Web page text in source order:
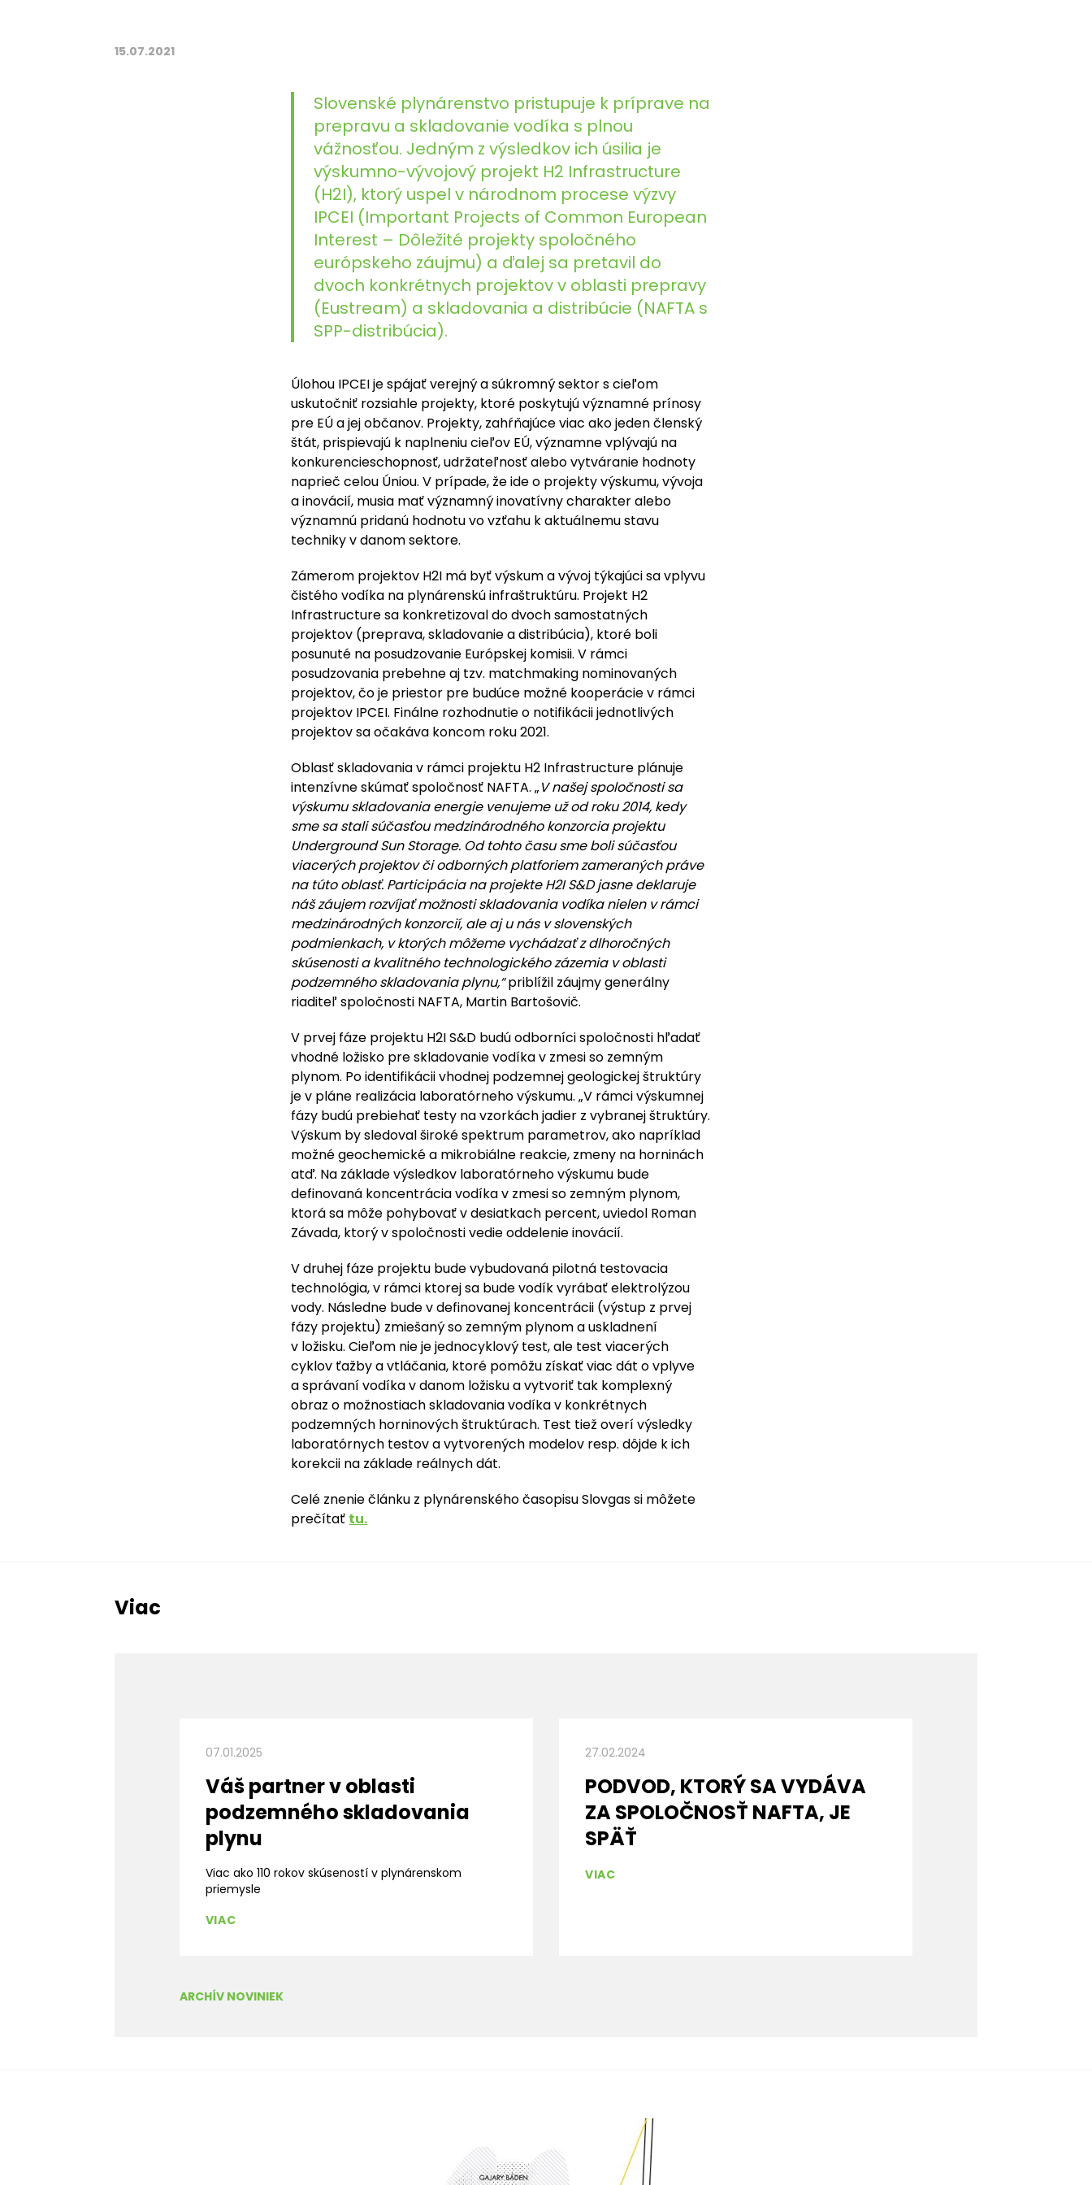
15.07.2021
Slovenské plynárenstvo pristupuje k príprave na
prepravu a skladovanie vodíka s plnou
vážnosťou. Jedným z výsledkov ich úsilia je
výskumno-vývojový projekt H2 Infrastructure
(H2I), ktorý uspel v národnom procese výzvy
IPCEI (Important Projects of Common European
Interest – Dôležité projekty spoločného
európskeho záujmu) a ďalej sa pretavil do
dvoch konkrétnych projektov v oblasti prepravy
(Eustream) a skladovania a distribúcie (NAFTA s
SPP-distribúcia).
Úlohou IPCEI je spájať verejný a súkromný sektor s cieľom
uskutočniť rozsiahle projekty, ktoré poskytujú významné prínosy
pre EÚ a jej občanov. Projekty, zahŕňajúce viac ako jeden členský
štát, prispievajú k naplneniu cieľov EÚ, významne vplývajú na
konkurencieschopnosť, udržateľnosť alebo vytváranie hodnoty
naprieč celou Úniou. V prípade, že ide o projekty výskumu, vývoja
a inovácií, musia mať významný inovatívny charakter alebo
významnú pridanú hodnotu vo vzťahu k aktuálnemu stavu
techniky v danom sektore.
Zámerom projektov H2I má byť výskum a vývoj týkajúci sa vplyvu
čistého vodíka na plynárenskú infraštruktúru. Projekt H2
Infrastructure sa konkretizoval do dvoch samostatných
projektov (preprava, skladovanie a distribúcia), ktoré boli
posunuté na posudzovanie Európskej komisii. V rámci
posudzovania prebehne aj tzv. matchmaking nominovaných
projektov, čo je priestor pre budúce možné kooperácie v rámci
projektov IPCEI. Finálne rozhodnutie o notifikácii jednotlivých
projektov sa očakáva koncom roku 2021.
Oblasť skladovania v rámci projektu H2 Infrastructure plánuje
intenzívne skúmať spoločnosť NAFTA. „V našej spoločnosti sa
výskumu skladovania energie venujeme už od roku 2014, kedy
sme sa stali súčasťou medzinárodného konzorcia projektu
Underground Sun Storage. Od tohto času sme boli súčasťou
viacerých projektov či odborných platforiem zameraných práve
na túto oblasť. Participácia na projekte H2I S&D jasne deklaruje
náš záujem rozvíjať možnosti skladovania vodíka nielen v rámci
medzinárodných konzorcií, ale aj u nás v slovenských
podmienkach, v ktorých môžeme vychádzať z dlhoročných
skúsenosti a kvalitného technologického zázemia v oblasti
podzemného skladovania plynu,“priblížil záujmy generálny
riaditeľ spoločnosti NAFTA, Martin Bartošovič.
V prvej fáze projektu H2I S&D budú odborníci spoločnosti hľadať
vhodné ložisko pre skladovanie vodíka v zmesi so zemným
plynom. Po identifikácii vhodnej podzemnej geologickej štruktúry
je v pláne realizácia laboratórneho výskumu. „V rámci výskumnej
fázy budú prebiehať testy na vzorkách jadier z vybranej štruktúry.
Výskum by sledoval široké spektrum parametrov, ako napríklad
možné geochemické a mikrobiálne reakcie, zmeny na horninách
atď. Na základe výsledkov laboratórneho výskumu bude
definovaná koncentrácia vodíka v zmesi so zemným plynom,
ktorá sa môže pohybovať v desiatkach percent, uviedol Roman
Závada, ktorý v spoločnosti vedie oddelenie inovácií.
V druhej fáze projektu bude vybudovaná pilotná testovacia
technológia, v rámci ktorej sa bude vodík vyrábať elektrolýzou
vody. Následne bude v definovanej koncentrácii (výstup z prvej
fázy projektu) zmiešaný so zemným plynom a uskladnení
v ložisku. Cieľom nie je jednocyklový test, ale test viacerých
cyklov ťažby a vtláčania, ktoré pomôžu získať viac dát o vplyve
a správaní vodíka v danom ložisku a vytvoriť tak komplexný
obraz o možnostiach skladovania vodíka v konkrétnych
podzemných horninových štruktúrach. Test tiež overí výsledky
laboratórnych testov a vytvorených modelov resp. dôjde k ich
korekcii na základe reálnych dát.
Celé znenie článku z plynárenského časopisu Slovgas si môžete
prečítať tu.
Viac
07.01.2025
Váš partner v oblasti
podzemného skladovania
plynu
Viac ako 110 rokov skúseností v plynárenskom
priemysle
VIAC
27.02.2024
PODVOD, KTORÝ SA VYDÁVA
ZA SPOLOČNOSŤ NAFTA, JE
SPÄŤ
VIAC
ARCHÍV NOVINIEK